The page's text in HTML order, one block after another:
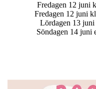
Fredagen 12 juni
Fredagen 12 juni
Lördagen 13
Söndagen 14 juni